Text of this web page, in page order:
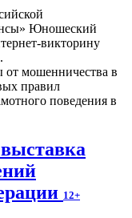
Юношеский
викторину
мошенничества в
правил
поведения в
12+